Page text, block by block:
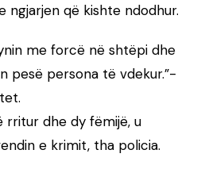
ngjarjen që kishte ndodhur.
me forcë në shtëpi dhe
pesë persona të vdekur.”-
rritur dhe dy fëmijë, u
e krimit, tha policia.